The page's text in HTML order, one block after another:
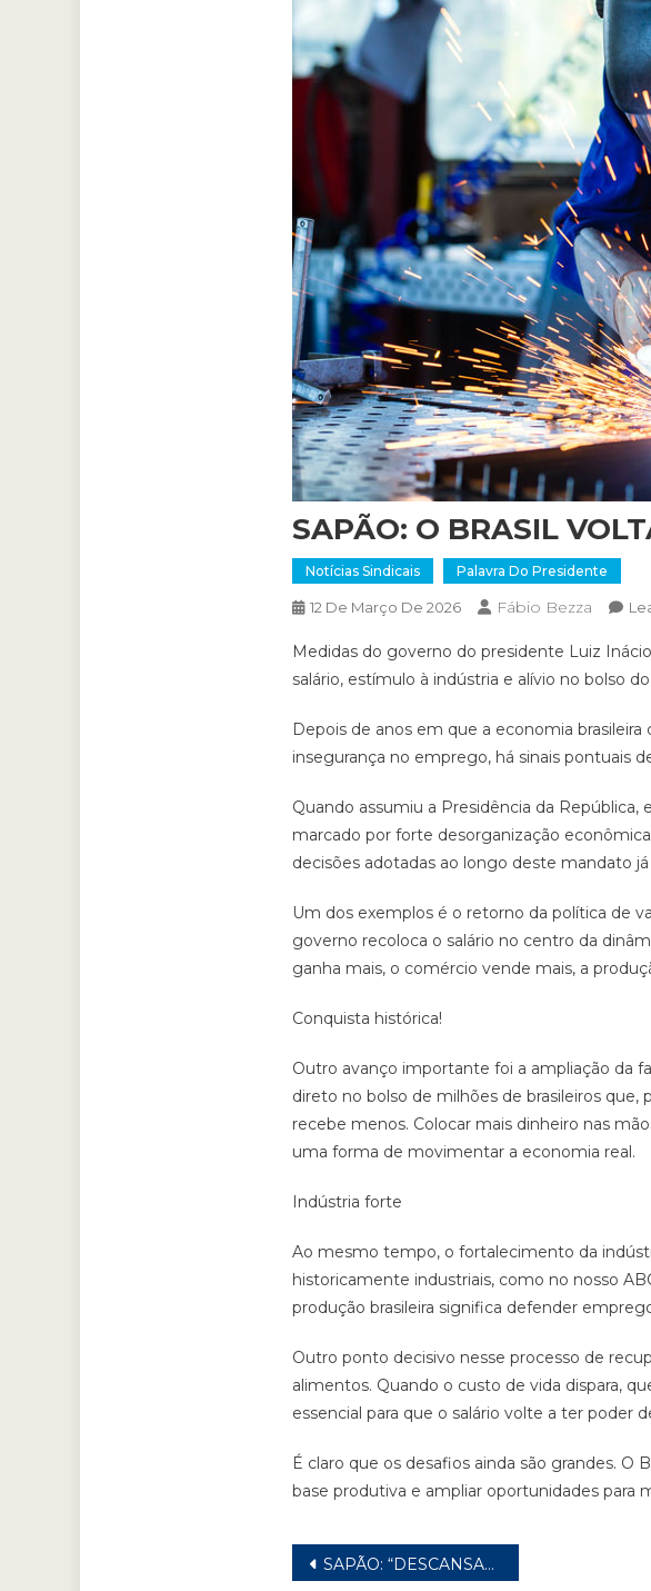
SAPÃO: O BRASIL
Notícias Sindicais Palavra Do Presidente
12 De Março De 2026 Fábio Bezza
Medidas do governo do presidente Luiz
salário, estímulo à indústria e alívio no bolso
Depois de anos em que a economia
insegurança no emprego, há sinais pontuais
Quando assumiu a Presidência da
marcado por forte desorganização
decisões adotadas ao longo deste mandato
Um dos exemplos é o retorno da política de
governo recoloca o salário no centro da
ganha mais, o comércio vende mais, a
Conquista histórica!
Outro avanço importante foi a ampliação da
direto no bolso de milhões de brasileiros
recebe menos. Colocar mais dinheiro nas
uma forma de movimentar a economia real.
Indústria forte
Ao mesmo tempo, o fortalecimento da
historicamente industriais, como no nosso
produção brasileira significa defender
Outro ponto decisivo nesse processo de
alimentos. Quando o custo de vida dispara,
essencial para que o salário volte a ter poder
É claro que os desafios ainda são grandes.
base produtiva e ampliar oportunidades para
SAPÃO: “DESCANSAR NÃO É LUXO. É DIREITO!”